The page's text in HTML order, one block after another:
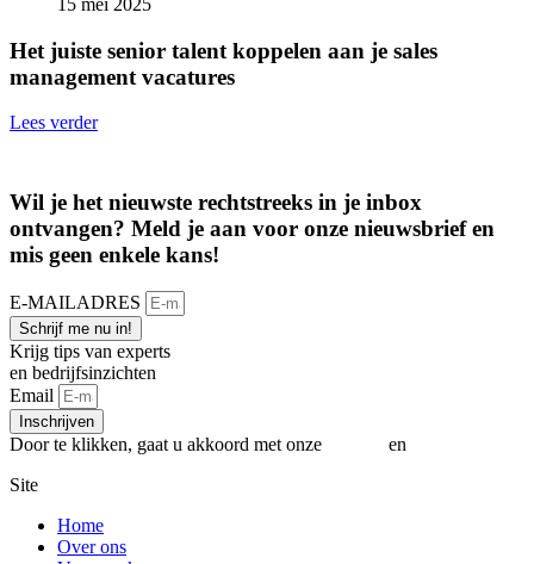
Het juiste senior talent koppelen aan je sales
management vacatures
Lees verder
Wil je het nieuwste rechtstreeks in je inbox
ontvangen? Meld je aan voor onze nieuwsbrief en
mis geen enkele kans!​
E-MAILADRES
Schrijf me nu in!
Krijg tips van experts
en bedrijfsinzichten
Email
Inschrijven
Door te klikken, gaat u akkoord met onze en
Site
Home
Over ons